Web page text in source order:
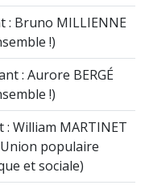
: Bruno MILLIENNE
!)
: Aurore BERGÉ
!)
William MARTINET
populaire
et sociale)